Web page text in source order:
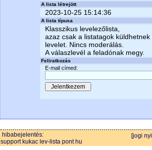
A lista létrejött
2023-10-25 15:14:36
A lista típusa
Klasszikus levelezőlista,
azaz csak a listatagok küldhetnek
levelet. Nincs moderálás.
A válaszlevél a feladónak megy.
Feliratkozás
E-mail címed:
hibabejelentés:
support kukac lev-lista pont hu
[jogi